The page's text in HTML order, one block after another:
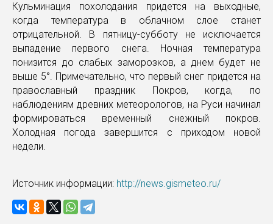
Кульминация похолодания придется на выходные,
когда температура в облачном слое станет
отрицательной. В пятницу-субботу не исключается
выпадение первого снега. Ночная температура
понизится до слабых заморозков, а днем будет не
выше 5°. Примечательно, что первый снег придется на
православный праздник Покров, когда, по
наблюдениям древних метеорологов, на Руси начинал
формироваться временный снежный покров.
Холодная погода завершится с приходом новой
недели.
Источник информации: http://news.gismeteo.ru/